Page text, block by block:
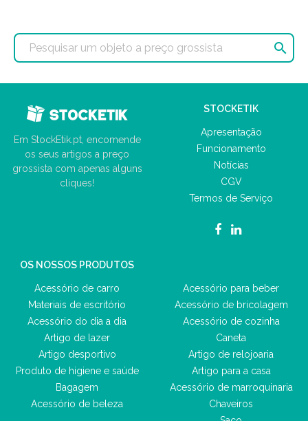

Em StockEtik.pt, encomende
os seus artigos a preço
grossista com apenas alguns
cliques!
STOCKETIK
Apresentação
Funcionamento
Notícias
CGV
Termos de Serviço
OS NOSSOS PRODUTOS
Acessório de carro
Materiais de escritório
Acessório do dia a dia
Artigo de lazer
Artigo desportivo
Produto de higiene e saúde
Bagagem
Acessório de beleza
Acessório para beber
Acessório de bricolagem
Acessório de cozinha
Caneta
Artigo de relojoaria
Artigo para a casa
Acessório de marroquinaria
Chaveiros